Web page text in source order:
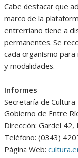
Cabe destacar que
marco de la
entrerriano tiene a
permanentes. Se
cada organismo
y modalidades.
Informes
Secretaría de Cultura
Gobierno de Entre
Dirección: Gardel 42,
Teléfono: (0343)
Página Web: